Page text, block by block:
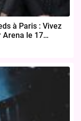
à Paris : Vivez
Arena le 17